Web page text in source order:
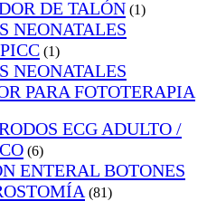
DE TALÓN (1)
NEONATALES
(1)
NEONATALES
PARA FOTOTERAPIA
ECG ADULTO /
(6)
ENTERAL BOTONES
(81)